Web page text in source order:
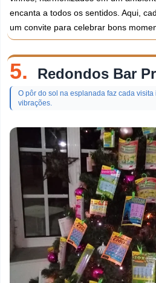
encanta a todos os sentidos. Aqui,
um convite para celebrar bons
5. Redondos Bar
O pôr do sol na esplanada faz cada
vibrações.